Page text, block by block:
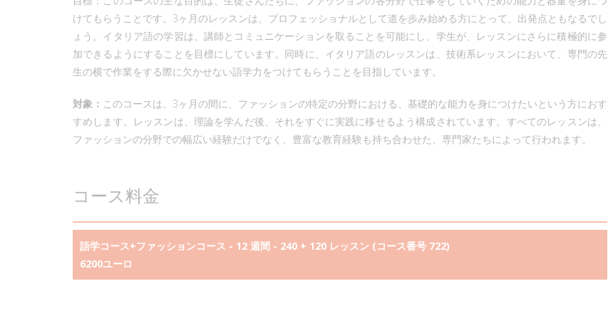
けてもらうことです。3ヶ月のレッスンは、プロフェッショナルとして道を歩み始める方にとって、出発点ともなるでし
ょう。イタリア語の学習は、講師とコミュニケーションを取ることを可能にし、学生が、レッスンにさらに積極的に参
加できるようにすることを目標にしています。同時に、イタリア語のレッスンは、技術系レッスンにおいて、専門の先
生の横で作業をする際に欠かせない語学力をつけてもらうことを目指しています。
対象： このコースは、3ヶ月の間に、ファッションの特定の分野における、基礎的な能力を身につけたいという方におす
すめします。レッスンは、理論を学んだ後、それをすぐに実践に移せるよう構成されています。すべてのレッスンは、
ファッションの分野での幅広い経験だけでなく、豊富な教育経験も持ち合わせた、専門家たちによって行われます。
コース料金
語学コース+ファッションコース - 12 週間 - 240 + 120 レッスン (コース番号 722)
6200ユーロ